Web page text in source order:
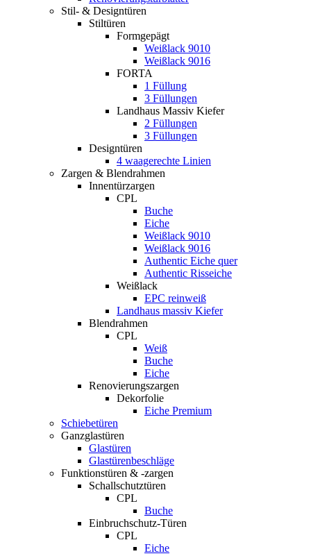
Stil- & Designtüren
Stiltüren
Formgepägt
Weißlack 9010
Weißlack 9016
FORTA
1 Füllung
3 Füllungen
Landhaus Massiv Kiefer
2 Füllungen
3 Füllungen
Designtüren
4 waagerechte Linien
Zargen & Blendrahmen
Innentürzargen
CPL
Buche
Eiche
Weißlack 9010
Weißlack 9016
Authentic Eiche quer
Authentic Risseiche
Weißlack
EPC reinweiß
Landhaus massiv Kiefer
Blendrahmen
CPL
Weiß
Buche
Eiche
Renovierungszargen
Dekorfolie
Eiche Premium
Schiebetüren
Ganzglastüren
Glastüren
Glastürenbeschläge
Funktionstüren & -zargen
Schallschutztüren
CPL
Buche
Einbruchschutz-Türen
CPL
Eiche